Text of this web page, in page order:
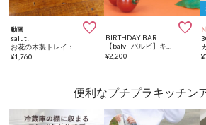
動画 
salut!
¥1,760

BIRTHDAY BAR
¥2,200
¥
便利なプチプラキッチン